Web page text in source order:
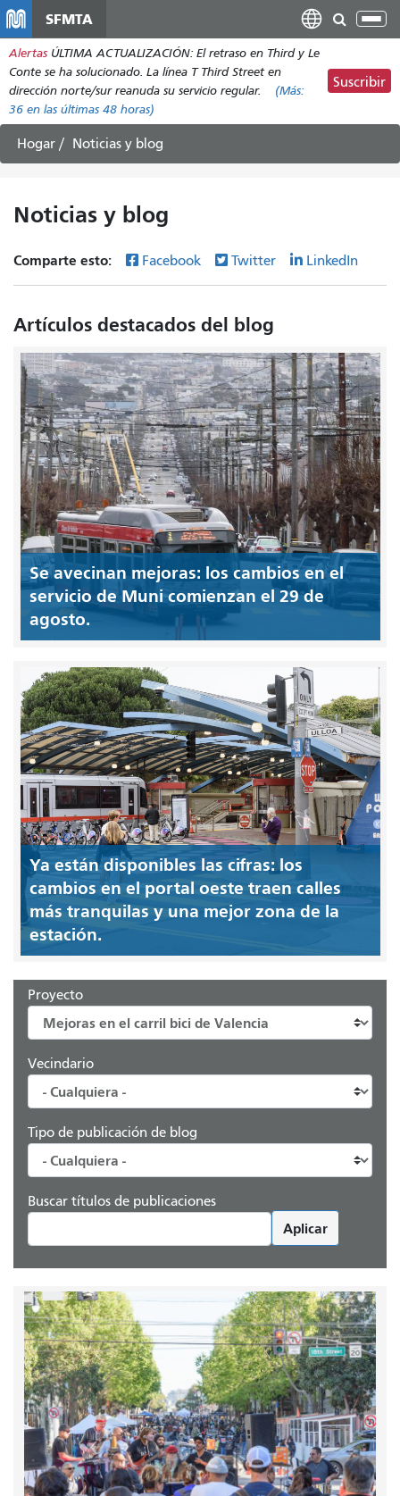
contenido
principal
SFMTA
Alertas ÚLTIMA ACTUALIZACIÓN: El retraso en Third y Le
Conte se ha solucionado. La línea T Third Street en
dirección norte/sur reanuda su servicio regular.
(Más:
36 en las últimas 48 horas)
Suscribir
Hogar Noticias y blog
Noticias y blog
Comparte esto: Facebook Twitter LinkedIn
Artículos destacados del blog
Se avecinan mejoras: los cambios en el
servicio de Muni comienzan el 29 de
agosto.
Ya están disponibles las cifras: los
cambios en el portal oeste traen calles
más tranquilas y una mejor zona de la
estación.
Proyecto
Vecindario
Tipo de publicación de blog
Buscar títulos de publicaciones
Aplicar